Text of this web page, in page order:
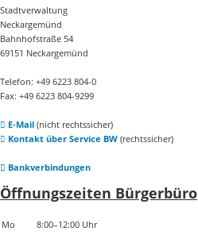
Stadtverwaltung
Neckargemünd
Bahnhofstraße 54
69151 Neckargemünd
Telefon: +49 6223 804-0
Fax: +49 6223 804-9299
E-Mail(nicht rechtssicher)
Kontakt über Service BW(rechtssicher)
Bankverbindungen
Öffnungszeiten Bürgerbüro
Mo 8:00–12:00 Uhr